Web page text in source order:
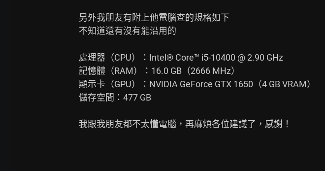
另外我朋友有附上他電腦查的規格如下
不知道還有沒有能沿用的
處理器（CPU）：Intel® Core™ i5-10400 @ 2.90 GHz
記憶體（RAM）：16.0 GB（2666 MHz）
顯示卡（GPU）：NVIDIA GeForce GTX 1650（4 GB VRAM）
儲存空間：477 GB
我跟我朋友都不太懂電腦，再麻煩各位建議了，感謝！